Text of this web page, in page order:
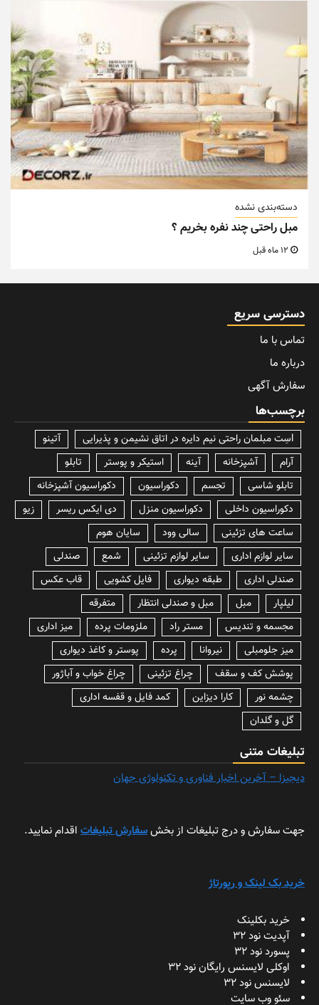
دسته‌بندی نشده
مبل راحتی چند نفره بخریم ؟
دسترسی سریع
تماس با ما
درباره ما
سفارش آگهی
برچسب‌ها
lسِت مبلمان راحتی نیم دایره در اتاق نشیمن و پذیرایی
آتینو
آرام
آشپزخانه آینه استیکر و پوستر
تابلو
تابلو شاسی
تجسم دکوراسیون
دکوراسیون آشپزخانه
دکوراسیون داخلی
دکوراسیون منزل دی ایکس ریسر
زیو
ساعت های تزئینی
سالی وود
سایان هوم
سایر لوازم اداری
سایر لوازم تزئینی شمع
صندلی
صندلی اداری
طبقه دیواری فایل کشویی
قاب عکس
لیلپار
مبل مبل و صندلی انتظار
متفرقه
مجسمه و تندیس
مستر راد ملزومات پرده
میز اداری
میز جلومبلی
نیروانا پرده
پوستر و کاغذ دیواری
پوشش کف و سقف
چراغ تزئینی
چراغ خواب و آباژور
چشمه نور
کارا دیزاین
کمد فایل و قفسه اداری
گل و گلدان
تبلیغات متنی
دیجیزا – آخرین اخبار فناوری و تکنولوژی جهان
جهت سفارش و درج تبلیغات از بخشسفارش تبلیغات اقدام نمایید.
خرید بک لینک و رپورتاژ
خرید بکلینک
آپدیت نود 32
پسورد نود 32
اوکلی لایسنس رایگان نود 32
لایسنس نود 32
سئو وب سایت